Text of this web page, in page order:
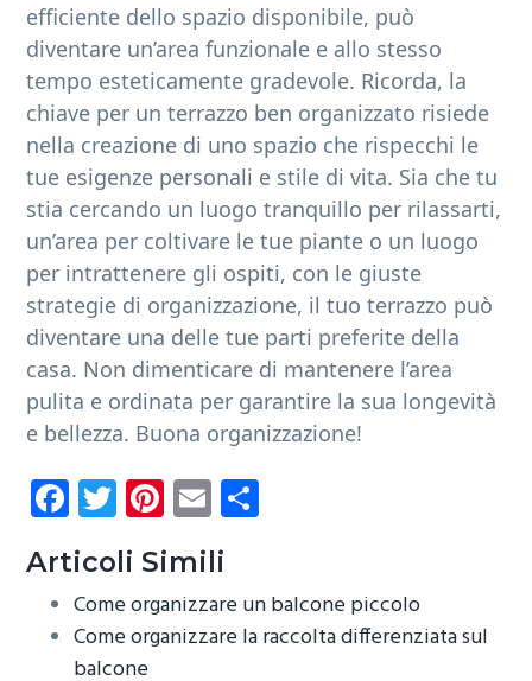
efficiente dello spazio disponibile, può
diventare un’area funzionale e allo stesso
tempo esteticamente gradevole. Ricorda, la
chiave per un terrazzo ben organizzato risiede
nella creazione di uno spazio che rispecchi le
tue esigenze personali e stile di vita. Sia che tu
stia cercando un luogo tranquillo per rilassarti,
un’area per coltivare le tue piante o un luogo
per intrattenere gli ospiti, con le giuste
strategie di organizzazione, il tuo terrazzo può
diventare una delle tue parti preferite della
casa. Non dimenticare di mantenere l’area
pulita e ordinata per garantire la sua longevità
e bellezza. Buona organizzazione!
Fa
ce
b
o
ok
T
wi
tt
er
Pi
nt
er
es
t
E
m
ail
di
vi
Articoli Simili
Come organizzare un balcone piccolo
Come organizzare la raccolta differenziata sul
balcone